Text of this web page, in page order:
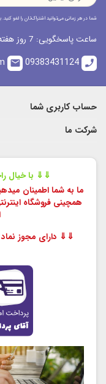
شما در هر زمانی می‌توانید اشتراک‌تان را لغو
ساعت پاسخگویی: 7 روز هفته 24 ساعته پاسخگو شما هستیم
call
09383431124
email
حساب کاربری شما
شرکت ما
⇓⇓ با خیال
ما به شما اطمینان
همچینی فروشگاه
⇓⇓ دارای مجوز